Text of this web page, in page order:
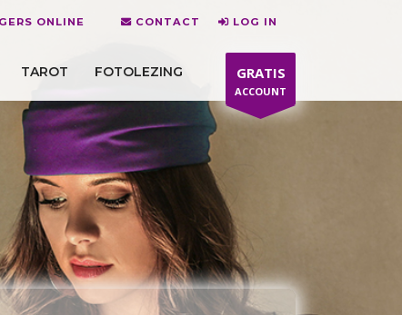
ONLINE CONTACT LOG IN
TAROT FOTOLEZING GRATIS
ACCOUNT